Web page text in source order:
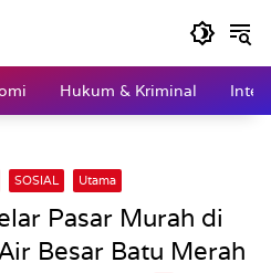
Hukum & Kriminal
SOSIAL Utama
Pasar Murah di
Besar Batu Merah